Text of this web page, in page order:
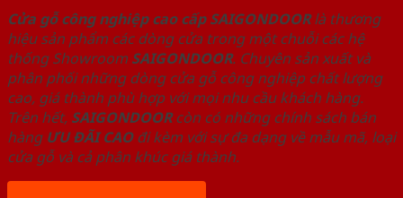
Cửa gỗ công nghiệp cao cấp SAIGONDOORlà thương
hiệu sản phẩm các dòng cửa trong một chuỗi các hệ
thống Showroom SAIGONDOOR. Chuyên sản xuất và
phân phối những dòng cửa gỗ công nghiệp chất lượng
cao, giá thành phù hợp với mọi nhu cầu khách hàng.
Trên hết, SAIGONDOORcòn có những chính sách bán
hàng ƯU ĐÃI CAOđi kèm với sự đa dạng về mẫu mã, loại
cửa gỗ và cả phân khúc giá thành.